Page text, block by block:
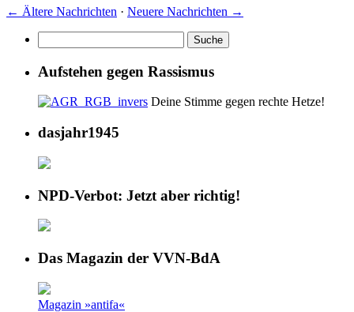
← Ältere Nachrichten · Neuere Nachrichten →
Aufstehen gegen Rassismus
Deine Stimme gegen rechte Hetze!
dasjahr1945
NPD-Verbot: Jetzt aber richtig!
Das Magazin der VVN-BdA
Magazin »antifa«